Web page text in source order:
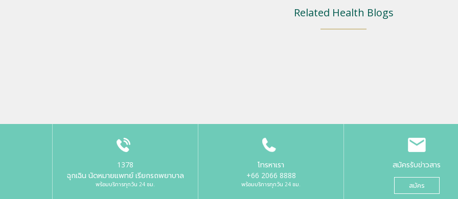
Related Health Blogs
1378
ฉุกเฉิน นัดหมายแพทย์ เรียกรถพยาบาล
พร้อมบริการทุกวัน 24 ชม.
โทรหาเรา
+66 2066 8888
พร้อมบริการทุกวัน 24 ชม.
สมัครรับข่าวสาร
สมัคร